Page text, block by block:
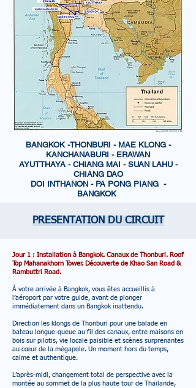
BANGKOK -THONBURI - MAE KLONG -
KANCHANABURI - ERAWAN
AYUTTHAYA - CHIANG MAI - SUAN LAHU -
CHIANG DAO
DOI INTHANON - PA PONG PIANG -
BANGKOK
PRESENTATION DU CIRCUIT
Jour 1 : Installation à Bangkok. Canaux de Thonburi. Roof
Top Mahanakhorn Tower. Découverte de Khao San Road &
Rambuttri Road.
À votre arrivée à Bangkok, vous êtes accueillis à
l’aéroport par votre guide, avant de plonger
immédiatement dans un Bangkok inattendu.
Direction les klongs de Thonburi pour une balade en
bateau longue-queue au fil des canaux, entre maisons en
bois sur pilotis, vie locale paisible et scènes surprenantes
au cœur de la mégapole. Un moment hors du temps,
calme et authentique.
L’après-midi, changement total de perspective avec la
montée au sommet de la plus haute tour de Thaïlande,